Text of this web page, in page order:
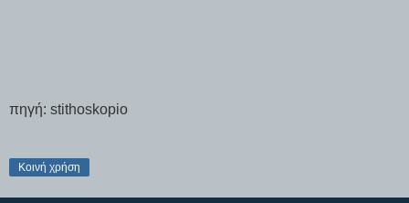
πηγή: stithoskopio
Κοινή χρήση